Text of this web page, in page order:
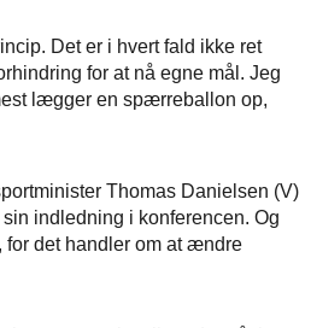
Det er i hvert fald ikke ret
for at nå egne mål. Jeg
lægger en spærreballon op,
Thomas Danielsen (V)
indledning i konferencen. Og
for det handler om at ændre